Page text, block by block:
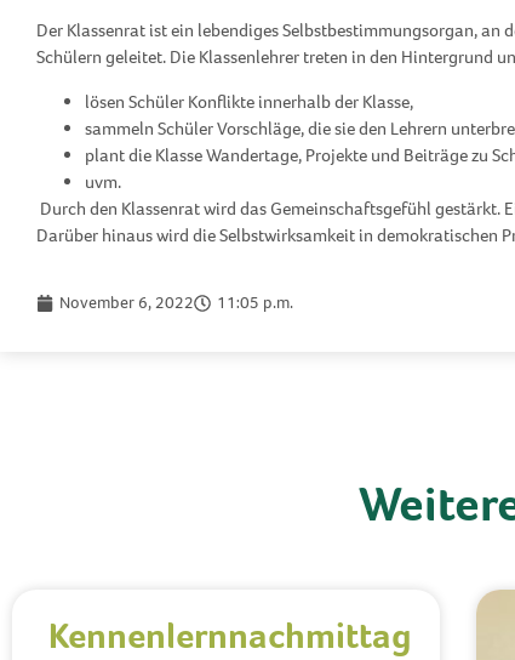
Der Klassenrat ist ein lebendiges Selbstbestimmungsorgan,
Schülern geleitet. Die Klassenlehrer treten in den Hintergrund
lösen Schüler Konflikte innerhalb der Klasse,
sammeln Schüler Vorschläge, die sie den Lehrern
plant die Klasse Wandertage, Projekte und Beiträge zu
uvm.
Durch den Klassenrat wird das Gemeinschaftsgefühl
Darüber hinaus wird die Selbstwirksamkeit in demokratischen
November 6, 2022 11:05 p.m.
Kennenlernnachmittag